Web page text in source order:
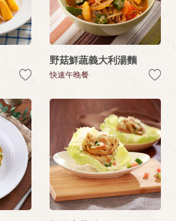
野菇鮮蔬義大利湯麵
快速午晚餐